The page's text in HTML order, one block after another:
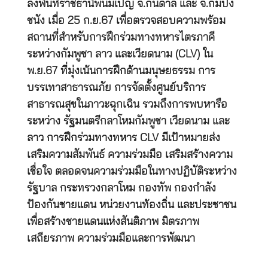
ลงพื้นที่ราชธานีพนมเปญ จ.กันดาล และ จ.กัมปง
ชนัง เมื่อ 25 ก.ย.67 เพื่อตรวจสอบความพร้อม
สถานที่สำหรับการฝึกร่วมทางทหารไตรภาคี
ระหว่างกัมพูชา ลาว และเวียดนาม (CLV) ใน
พ.ย.67 ที่มุ่งเน้นการฝึกด้านมนุษยธรรม การ
บรรเทาสาธารณภัย การจัดตั้งศูนย์บริการ
สาธารณสุขในภาวะฉุกเฉิน รวมถึงการพบหารือ
ระหว่าง รัฐมนตรีกลาโหมกัมพูชา เวียดนาม และ
ลาว การฝึกร่วมทางทหาร CLV มีเป้าหมายส่ง
เสริมความสัมพันธ์ ความร่วมมือ เสริมสร้างความ
เชื่อใจ ตลอดจนความร่วมมือในทางปฏิบัติระหว่าง
รัฐบาล กระทรวงกลาโหม กองทัพ กองกำลัง
ป้องกันชายแดน หน่วยงานท้องถิ่น และประชาชน
เพื่อสร้างชายแดนแห่งสันติภาพ มิตรภาพ
เสถียรภาพ ความร่วมมือและการพัฒนา